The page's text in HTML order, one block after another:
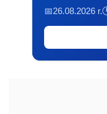
📅26.08.2026 r.